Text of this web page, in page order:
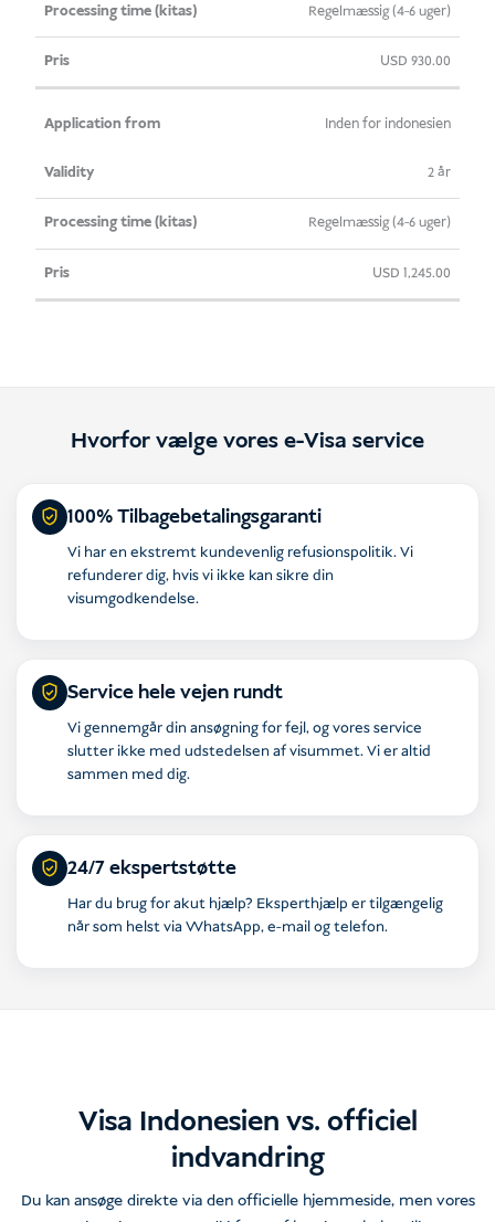
Regelmæssig (4-6 uger)
USD 930.00
Inden for indonesien
2 år
Regelmæssig (4-6 uger)
USD 1,245.00
Hvorfor vælge vores e-Visa service
100% Tilbagebetalingsgaranti
Vi har en ekstremt kundevenlig refusionspolitik. Vi
refunderer dig, hvis vi ikke kan sikre din
visumgodkendelse.
Service hele vejen rundt
Vi gennemgår din ansøgning for fejl, og vores service
slutter ikke med udstedelsen af visummet. Vi er altid
sammen med dig.
24/7 ekspertstøtte
Har du brug for akut hjælp? Eksperthjælp er tilgængelig
når som helst via WhatsApp, e-mail og telefon.
Visa Indonesien vs. officiel
indvandring
Du kan ansøge direkte via den officielle hjemmeside, men vores